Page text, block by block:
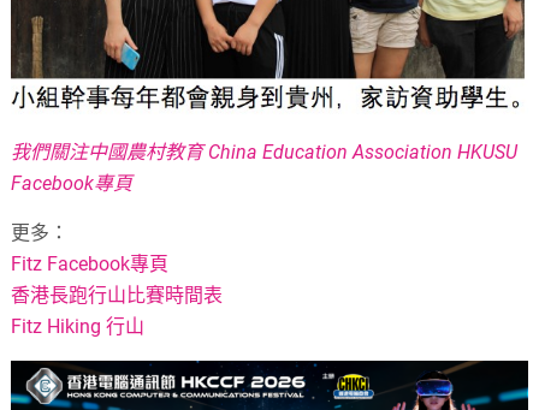
我們關注中國農村教育 China Education Association HKUSU
Facebook專頁
更多：
Fitz Facebook專頁
香港長跑行山比賽時間表
Fitz Hiking 行山